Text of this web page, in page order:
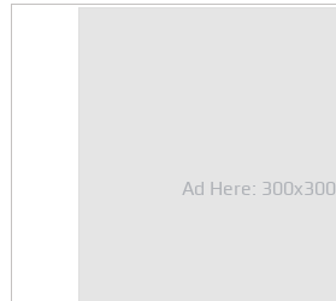
Ad Here: 300x300